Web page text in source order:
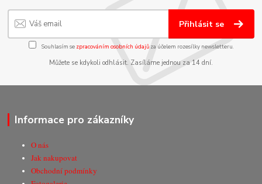
Přihlásit se
Souhlasím se zpracováním osobních údajůza účelem rozesílky newsletteru.
Můžete se kdykoli odhlásit. Zasíláme jednou za 14 dní.
Informace pro zákazníky
O nás
Jak nakupovat
Obchodní podmínky